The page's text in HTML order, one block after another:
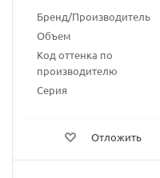
Бренд/Производитель
Объем
Код оттенка по
производителю
Серия
Отложить